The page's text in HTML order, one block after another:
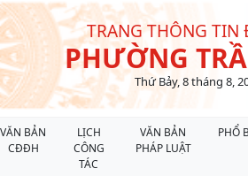
TRANG THÔNG TIN
PHƯỜNG
Thứ Bảy, 8 tháng 8,
VĂN BẢN
CĐĐH
LỊCH
CÔNG
TÁC
VĂN BẢN
PHÁP LUẬT
PHỔ